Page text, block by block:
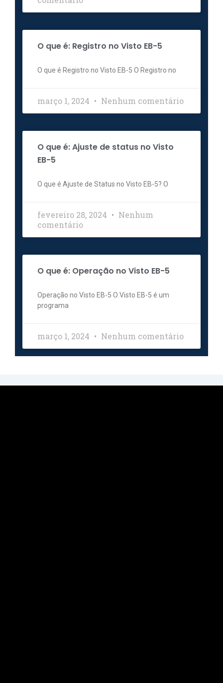
O que é: Registro no Visto EB-5
O que é Registro no Visto EB-5 O Registro no
março 1, 2024 Nenhum comentário
O que é: Ajuste de status no Visto
EB-5
O que é Ajuste de Status no Visto EB-5? O
fevereiro 28, 2024
Nenhum
comentário
O que é: Operação no Visto EB-5
Operação no Visto EB-5 O Visto EB-5 é um
programa
março 1, 2024 Nenhum comentário